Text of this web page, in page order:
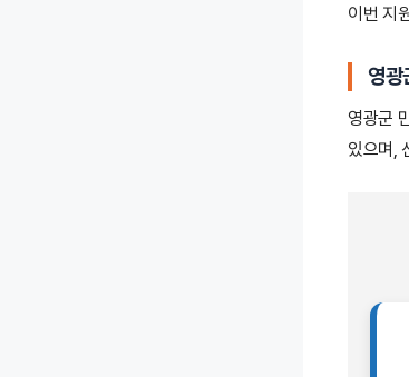
이번 지
영광
영광군
있으며,